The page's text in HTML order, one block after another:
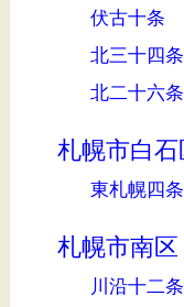
伏古十条
北三十四
北二十六
札幌市白石
東札幌四条
札幌市南区
川沿十二条